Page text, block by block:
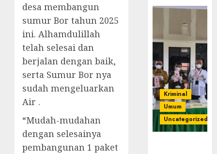
desa membangun
sumur Bor tahun 2025
ini. Alhamdulillah
telah selesai dan
berjalan dengan baik,
serta Sumur Bor nya
sudah mengeluarkan
Air .
“Mudah-mudahan
dengan selesainya
pembangunan 1 paket
Kriminal
Umum
Uncategorized